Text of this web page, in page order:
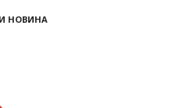
НОВИНА